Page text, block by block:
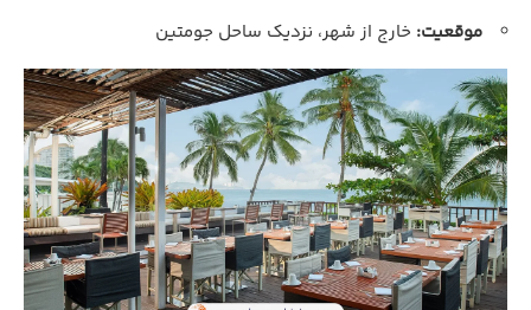
موقعیت: خارج از شهر، نزدیک ساحل جومتین